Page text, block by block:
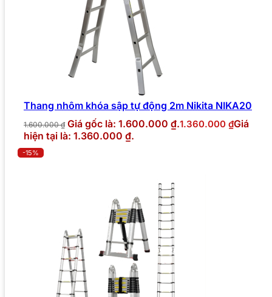
Thang nhôm khóa sập tự động 2m Nikita NIKA20
1.600.000₫ Giá gốc là: 1.600.000 ₫.1.360.000 ₫Giá
hiện tại là: 1.360.000 ₫.
-15%